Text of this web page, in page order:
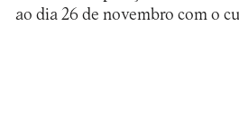
ao dia 26 de novembro com o